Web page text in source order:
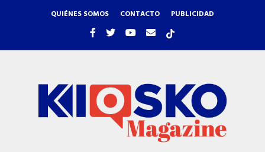
QUIÉNES SOMOS CONTACTO PUBLICIDAD